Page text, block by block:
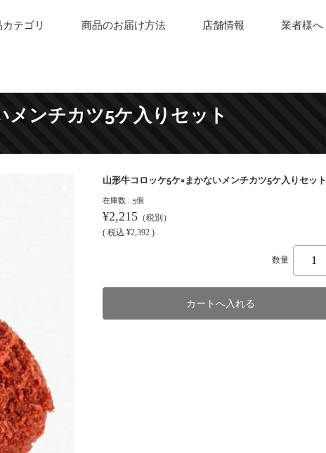
テゴリ 商品のお届け方法 店舗情報 業者様へ
メンチカツ5ケ入りセット
山形牛コロッケ5ケ×まかないメンチカツ5ケ入りセット
在庫数 : 5個
¥2,215（税別）
( 税込 ¥2,392 )
数量